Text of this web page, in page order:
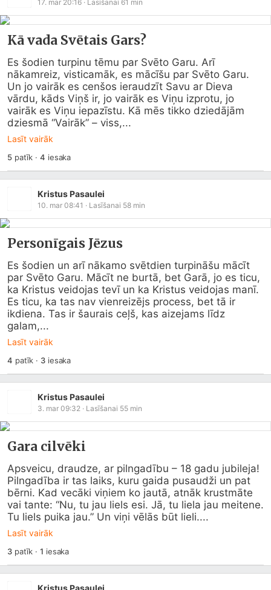
17. mar 20:16 · Lasīšanai 61 min
Kā vada Svētais Gars?
Es šodien turpinu tēmu par Svēto Garu. Arī
nākamreiz, visticamāk, es mācīšu par Svēto Garu.
Un jo vairāk es cenšos ieraudzīt Savu ar Dieva
vārdu, kāds Viņš ir, jo vairāk es Viņu izprotu, jo
vairāk es Viņu iepazīstu. Kā mēs tikko dziedājām
dziesmā “Vairāk” – viss,...
Lasīt vairāk
5patīk ·4 iesaka
Kristus Pasaulei
10. mar 08:41 · Lasīšanai 58 min
Personīgais Jēzus
Es šodien un arī nākamo svētdien turpināšu mācīt
par Svēto Garu. Mācīt ne burtā, bet Garā, jo es ticu,
ka Kristus veidojas tevī un ka Kristus veidojas manī.
Es ticu, ka tas nav vienreizējs process, bet tā ir
ikdiena. Tas ir šaurais ceļš, kas aizejams līdz
galam,...
Lasīt vairāk
4 patīk · 3iesaka
Kristus Pasaulei
3. mar 09:32 · Lasīšanai 55 min
Gara cilvēki
Apsveicu, draudze, ar pilngadību – 18 gadu jubileja!
Pilngadība ir tas laiks, kuru gaida pusaudži un pat
bērni. Kad vecāki viņiem ko jautā, atnāk krustmāte
vai tante: “Nu, tu jau liels esi. Jā, tu liela jau meitene.
Tu liels puika jau.” Un viņi vēlās būt lieli....
Lasīt vairāk
3patīk ·1 iesaka
Kristus Pasaulei